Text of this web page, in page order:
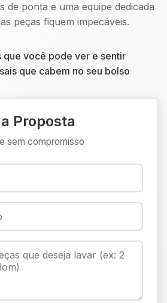
de ponta e uma equipe dedicada
peças fiquem impecáveis.
que você pode ver e sentir
que cabem no seu bolso
Proposta
sem compromisso